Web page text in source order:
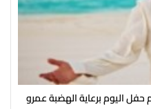
اليوم برعاية الهضبة عمرو